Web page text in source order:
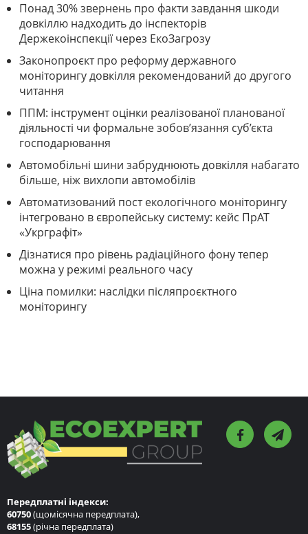
Понад 30% звернень про факти завдання шкоди
довкіллю надходить до інспекторів
Держекоінспекції через ЕкоЗагрозу
Законопроєкт про реформу державного
моніторингу довкілля рекомендований до другого
читання
ППМ: інструмент оцінки реалізованої планованої
діяльності чи формальне зобов’язання суб’єкта
господарювання
Автомобільні шини забруднюють довкілля набагато
більше, ніж вихлопи автомобілів
Автоматизований пост екологічного моніторингу
інтегровано в європейську систему: кейс ПрАТ
«Укрграфіт»
Дізнатися про рівень радіаційного фону тепер
можна у режимі реального часу
Ціна помилки: наслідки післяпроєктного
моніторингу
Передплатні індекси:
60750(щомісячна передплата),
68155(річна передплата)